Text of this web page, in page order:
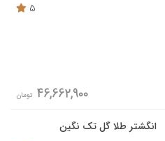
5
46,662,900 تومان
انگشتر طلا گل تک نگین